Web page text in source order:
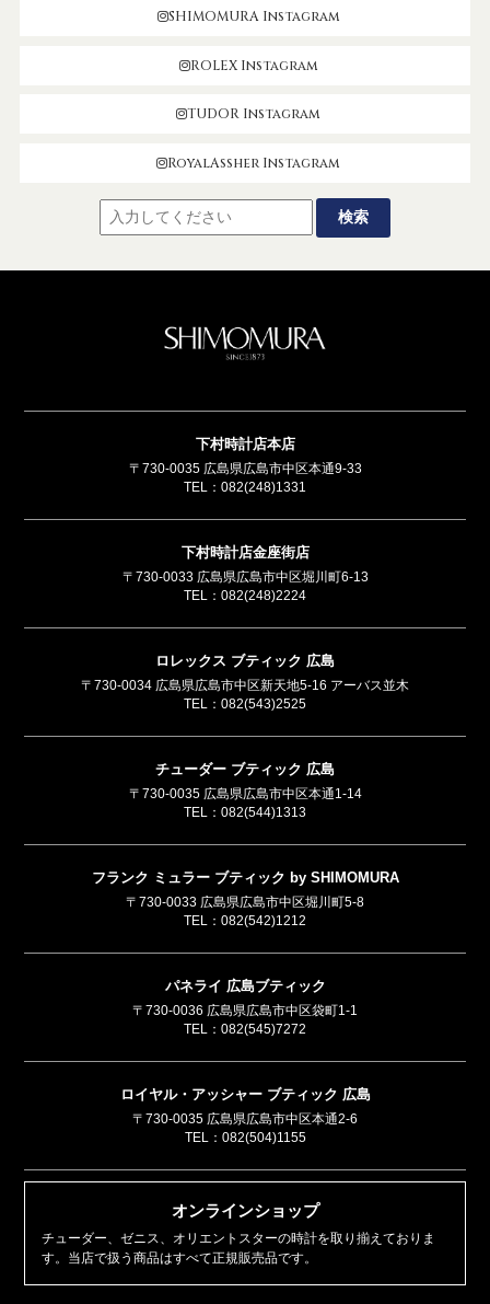
SHIMOMURA Instagram
ROLEX Instagram
TUDOR Instagram
RoyalAssher Instagram
下村時計店本店
〒730-0035 広島県広島市中区本通9-33
TEL： 082(248)1331
下村時計店金座街店
〒730-0033 広島県広島市中区堀川町6-13
TEL： 082(248)2224
ロレックス ブティック 広島
〒730-0034 広島県広島市中区新天地5-16 アーバス並木
TEL： 082(543)2525
チューダー ブティック 広島
〒730-0035 広島県広島市中区本通1-14
TEL： 082(544)1313
フランク ミュラー ブティック by SHIMOMURA
〒730-0033 広島県広島市中区堀川町5-8
TEL： 082(542)1212
パネライ 広島ブティック
〒730-0036 広島県広島市中区袋町1-1
TEL： 082(545)7272
ロイヤル・アッシャー ブティック 広島
〒730-0035 広島県広島市中区本通2-6
TEL： 082(504)1155
オンラインショップ
チューダー、ゼニス、オリエントスターの時計を取り揃えておりま
す。当店で扱う商品はすべて正規販売品です。